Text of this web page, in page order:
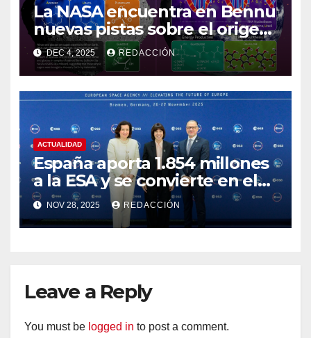
La NASA encuentra en Bennu
nuevas pistas sobre el origen
de la vida
DEC 4, 2025 REDACCIÓN
ACTUALIDAD
España aporta 1.854 millones
a la ESA y se convierte en el
cuarto país más
contribuyente
NOV 28, 2025 REDACCIÓN
Leave a Reply
You must be logged in to post a comment.